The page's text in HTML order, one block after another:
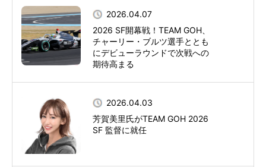
2026.04.07
2026 SF開幕戦！TEAM GOH、
チャーリー・ブルツ選手ととも
にデビューラウンドで次戦への
期待高まる
2026.04.03
芳賀美里氏がTEAM GOH 2026
SF 監督に就任